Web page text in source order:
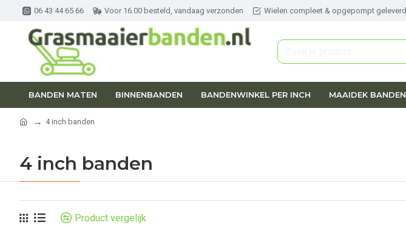
06 43 44 65 66 Voor 16.00 besteld, vandaag verzonden Wielen compleet & opgepompt geleverd
BANDEN MATEN BINNENBANDEN BANDENWINKEL PER INCH MAAIDEK BANDEN
4 inch banden
4 inch banden
Product vergelijk